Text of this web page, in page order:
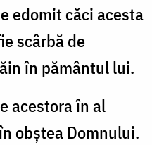
edomit căci acesta
scârbă de
în pământul lui.
acestora în al
obştea Domnului.